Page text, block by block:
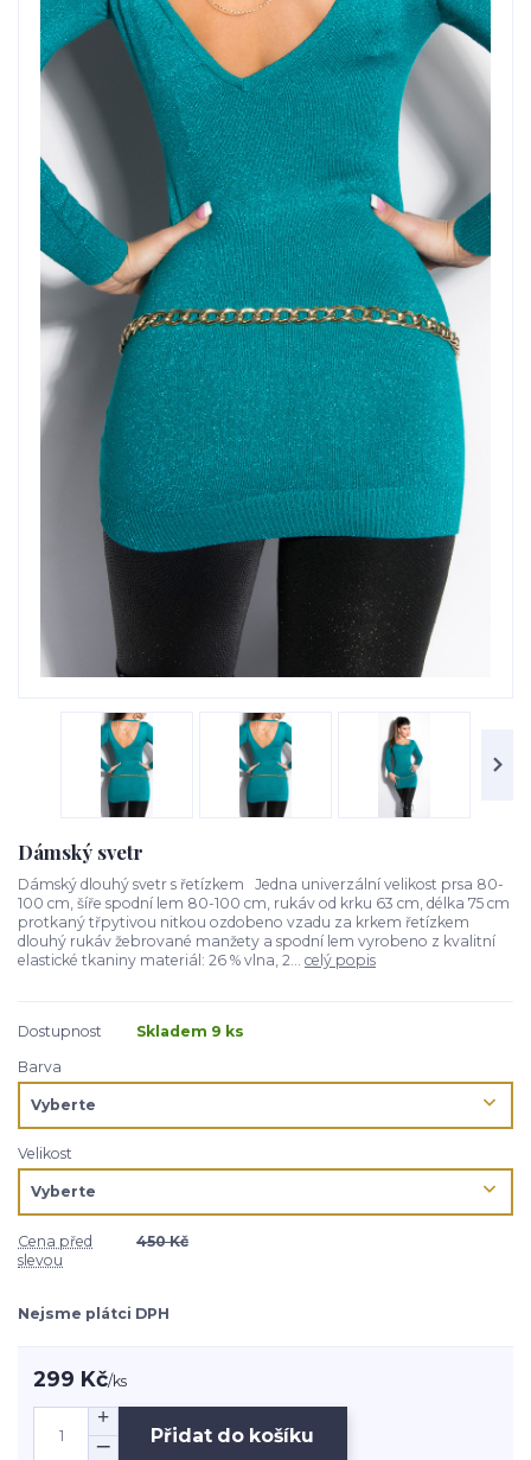
Dámský svetr
Dámský dlouhý svetr s řetízkem Jedna univerzální velikost prsa 80-
100 cm, šíře spodní lem 80-100 cm, rukáv od krku 63 cm, délka 75 cm
protkaný třpytivou nitkou ozdobeno vzadu za krkem řetízkem
dlouhý rukáv žebrované manžety a spodní lem vyrobeno z kvalitní
elastické tkaniny materiál: 26 % vlna, 2... celý popis
Dostupnost
Skladem 9 ks
Barva
Velikost
Cena před
slevou
450 Kč
Nejsme plátci DPH
299 Kč/ks
Přidat do košíku